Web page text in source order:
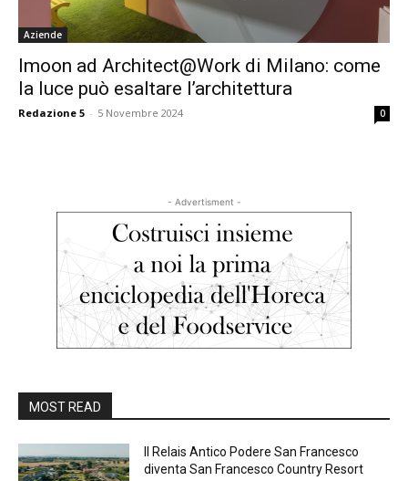
Aziende
Imoon ad Architect@Work di Milano: come
la luce può esaltare l’architettura
Redazione 5 - 5 Novembre 2024 0
- Advertisment -
MOST READ
Il Relais Antico Podere San Francesco
diventa San Francesco Country Resort